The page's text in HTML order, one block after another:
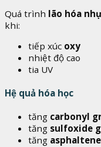
Quá trình lão hóa
khi:
tiếp xúc oxy
nhiệt độ cao
tia UV
Hệ quả hóa học
tăng carbonyl
tăng sulfoxide
tăng